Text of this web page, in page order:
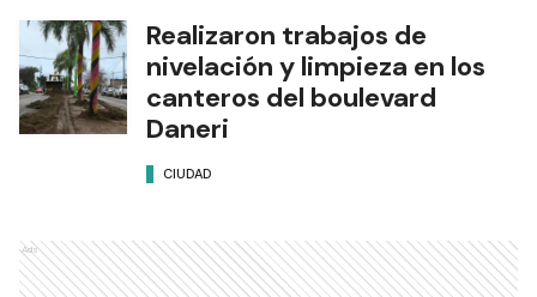
Realizaron trabajos de
nivelación y limpieza en los
canteros del boulevard
Daneri
CIUDAD
Ads